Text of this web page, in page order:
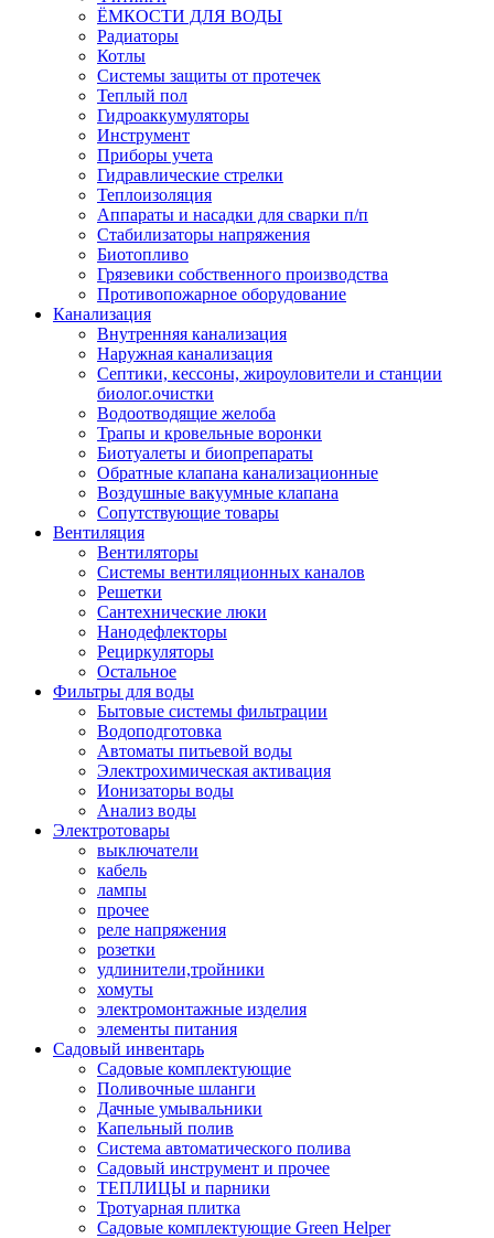
ЁМКОСТИ ДЛЯ ВОДЫ
Радиаторы
Котлы
Системы защиты от протечек
Теплый пол
Гидроаккумуляторы
Инструмент
Приборы учета
Гидравлические стрелки
Теплоизоляция
Аппараты и насадки для сварки п/п
Стабилизаторы напряжения
Биотопливо
Грязевики собственного производства
Противопожарное оборудование
Канализация
Внутренняя канализация
Наружная канализация
Септики, кессоны, жироуловители и станции
биолог.очистки
Водоотводящие желоба
Трапы и кровельные воронки
Биотуалеты и биопрепараты
Обратные клапана канализационные
Воздушные вакуумные клапана
Сопутствующие товары
Вентиляция
Вентиляторы
Системы вентиляционных каналов
Решетки
Сантехнические люки
Нанодефлекторы
Рециркуляторы
Остальное
Фильтры для воды
Бытовые системы фильтрации
Водоподготовка
Автоматы питьевой воды
Электрохимическая активация
Ионизаторы воды
Анализ воды
Электротовары
выключатели
кабель
лампы
прочее
реле напряжения
розетки
удлинители,тройники
хомуты
электромонтажные изделия
элементы питания
Садовый инвентарь
Садовые комплектующие
Поливочные шланги
Дачные умывальники
Капельный полив
Система автоматического полива
Садовый инструмент и прочее
ТЕПЛИЦЫ и парники
Тротуарная плитка
Садовые комплектующие Green Helper